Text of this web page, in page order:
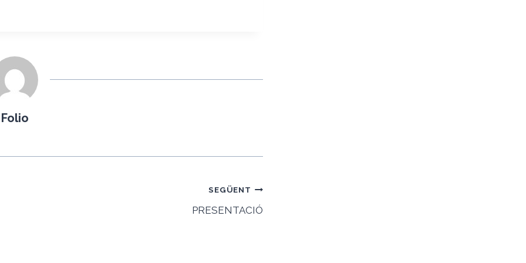
Folio
SEGÜENT
PRESENTACIÓ